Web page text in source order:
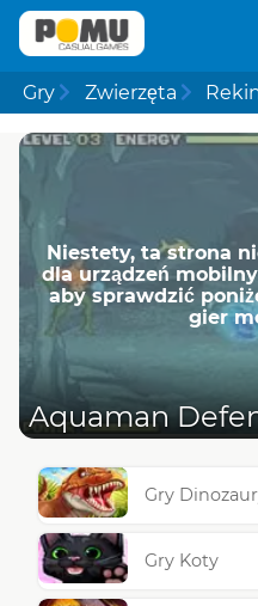
Gry Zwierzęta
Niestety, ta strona
dla urządzeń
aby sprawdzić
gier
Gry
Gry Koty